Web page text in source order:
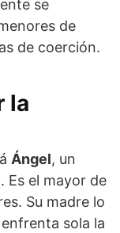
se
de
de coerción.
la
Ángel, un
Es el mayor de
Su madre lo
sola la